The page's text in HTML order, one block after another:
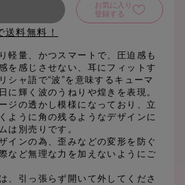
お気に入り
登録する
料無料！
軽量、かつスマートで、圧迫感も
を感じさせない、耳にフィットす
シャ語で“波”を意味するキューマ
に輝く波のうねりや煌きを表現。
ジの透かし模様になっており、立
ように角の残るようなデザインに
は別売りです。
インの為、歪みなどの変形を防ぐ
など無理な力を加えないようにご
、引っ張らず開いて外してくださ